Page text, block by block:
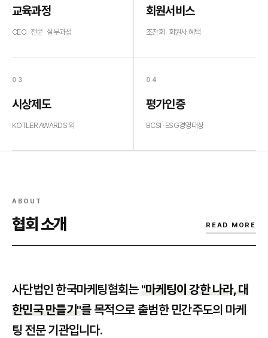
교육과정
CEO · 전문 · 실무과정
회원서비스
조찬회 · 회원사 혜택
03
시상제도
KOTLER AWARDS 외
04
평가인증
BCSI · ESG경영대상
ABOUT
협회 소개 READ MORE
사단법인 한국마케팅협회는"마케팅이 강한 나라, 대
한민국 만들기"를 목적으로 출범한 민간주도의 마케
팅 전문 기관입니다.